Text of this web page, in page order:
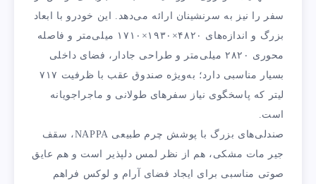
سفر را نیز به سرنشینان ارائه می‌دهد. این خودرو با ابعاد
بزرگ و اندازه‌های ۴۸۲۰×۱۹۳۰×۱۷۱۰ میلی‌متر و فاصله
محوری ۲۸۲۰ میلی‌متر و طراحی جادار، فضای داخلی
بسیار مناسبی دارد؛ به‌ویژه صندوق عقب با ظرفیت ۷۱۷
لیتر که پاسخگوی نیاز سفرهای طولانی و ماجراجویانه
است.
صندلی‌های بزرگ با پوشش چرم طبیعی NAPPA، سقف
جیر مات مشکی، هم از نظر لمس دلپذیر است و هم عایق
صوتی مناسبی برای ایجاد فضای آرام و لوکس فراهم